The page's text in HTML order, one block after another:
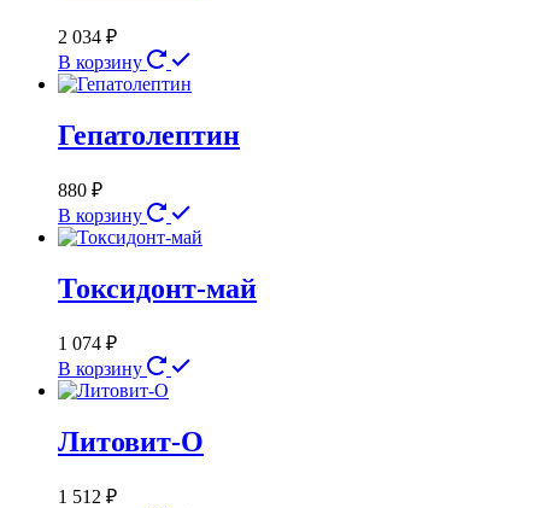
2 034 ₽
В корзину
Гепатолептин
880 ₽
В корзину
Токсидонт-май
1 074 ₽
В корзину
Литовит-О
1 512 ₽